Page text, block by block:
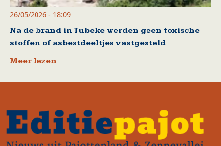
26/05/2026 - 18:09
Na de brand in Tubeke werden geen toxische
stoffen of asbestdeeltjes vastgesteld
Meer lezen